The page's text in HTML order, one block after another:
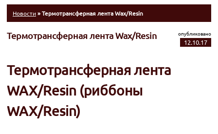
Новости» Термотрансферная лента Wax/Resin
Термотрансферная лента Wax/Resin опубликовано
12.10.17
Термотрансферная лента
WAX/Resin (риббоны
WAX/Resin)